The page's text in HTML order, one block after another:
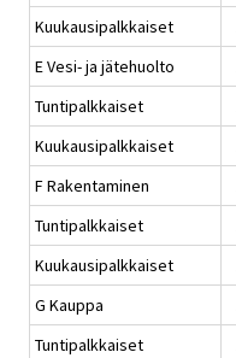
Kuukausipalkkaiset
E Vesi- ja jätehuolto
Tuntipalkkaiset
Kuukausipalkkaiset
F Rakentaminen
Tuntipalkkaiset
Kuukausipalkkaiset
G Kauppa
Tuntipalkkaiset